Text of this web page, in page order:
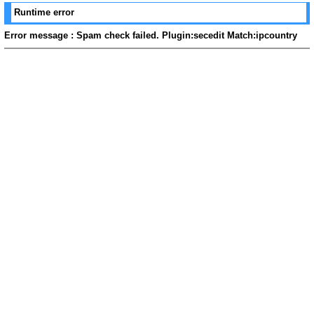
Runtime error
Error message : Spam check failed. Plugin:secedit Match:ipcountry